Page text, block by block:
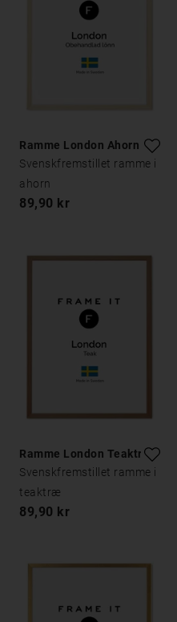
Ramme London Ahorn
Svenskfremstillet ramme i
ahorn
89,90 kr
Ramme London Teaktræ
Svenskfremstillet ramme i
teaktræ
89,90 kr